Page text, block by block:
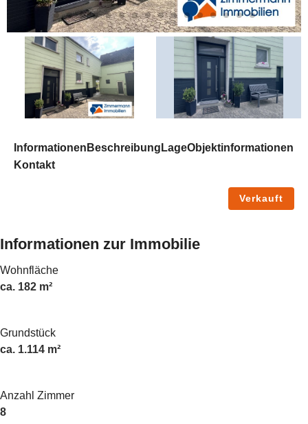
Informationen Beschreibung LageObjektinformationen
Kontakt
Verkauft
Informationen zur Immobilie
Wohnfläche
ca. 182 m²
Grundstück
ca. 1.114 m²
Anzahl Zimmer
8